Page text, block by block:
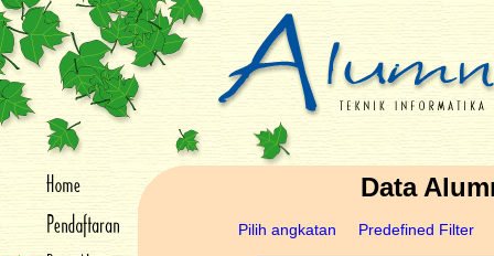
Data
Pilih angkatan Predefined Filter